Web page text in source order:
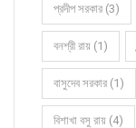
প্রদীপ সরকার (3)
বনশ্রী রায় (1)
বাসুদেব সরকার (1)
বিশাখা বসু রায় (4)